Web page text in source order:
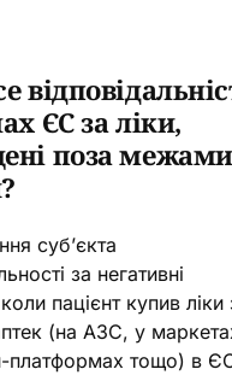
ЄС за ліки,
поза межами
суб’єкта
за негативні
пацієнт купив ліки
(на АЗС, у
платформах тощо) в